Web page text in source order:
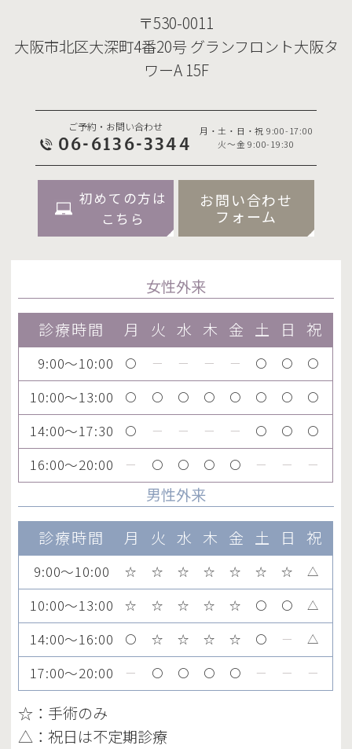
〒530-0011
大阪市北区大深町4番20号 グランフロント大阪タ
ワーA 15F
ご予約・お問い合わせ
06-6136-3344
月・土・日・祝 9:00-17:00
火～金 9:00-19:30
初めての方は
こちら
お問い合わせ
フォーム
女性外来
診療時間
月 火 水 木 金 土 日 祝
9:00～10:00 〇 ー ー ー ー 〇 〇 〇
10:00～13:00 〇 〇 〇 〇 〇 〇 〇 〇
14:00～17:30 〇 ー ー ー ー 〇 〇 〇
16:00～20:00 ー 〇 〇 〇 〇 ー ー ー
男性外来
診療時間
月 火 水 木 金 土 日 祝
9:00～10:00 ☆ ☆ ☆ ☆ ☆ ☆ ☆ △
10:00～13:00 ☆ ☆ ☆ ☆ ☆ 〇 〇 △
14:00～16:00 〇 ☆ ☆ ☆ ☆ 〇 ー △
17:00～20:00 ー 〇 〇 〇 〇 ー ー ー
☆：手術のみ
△：祝日は不定期診療